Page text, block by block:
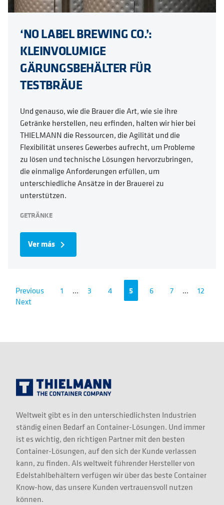
‘NO LABEL BREWING CO.’:
KLEINVOLUMIGE
GÄRUNGSBEHÄLTER FÜR
TESTBRÄUE
Und genauso, wie die Brauer die Art, wie sie ihre
Getränke herstellen, neu erfinden, halten wir hier bei
THIELMANN die Ressourcen, die Agilität und die
Flexibilität unseres Gewerbes aufrecht, um Probleme
zu lösen und technische Lösungen hervorzubringen,
die einmalige Anforderungen erfüllen, um
unterschiedliche Ansätze in der Brauerei zu
unterstützen.
GETRÄNKE
Ver más navigate_next
Previous 1 ... 3 4 5 6 7 ...
12
Next
Weltweit gibt es in den unterschiedlichsten Industrien
ständig einen Bedarf an Container-Lösungen. Und immer
ist es wichtig, den richtigen Partner mit den besten
Container-Lösungen, auf den sich der Kunde verlassen
kann, zu finden. Als weltweit führender Hersteller von
Edelstahlbehältern verfügen wir über das beste Container
Know-how, das unsere Kunden vertrauensvoll nutzen
können.